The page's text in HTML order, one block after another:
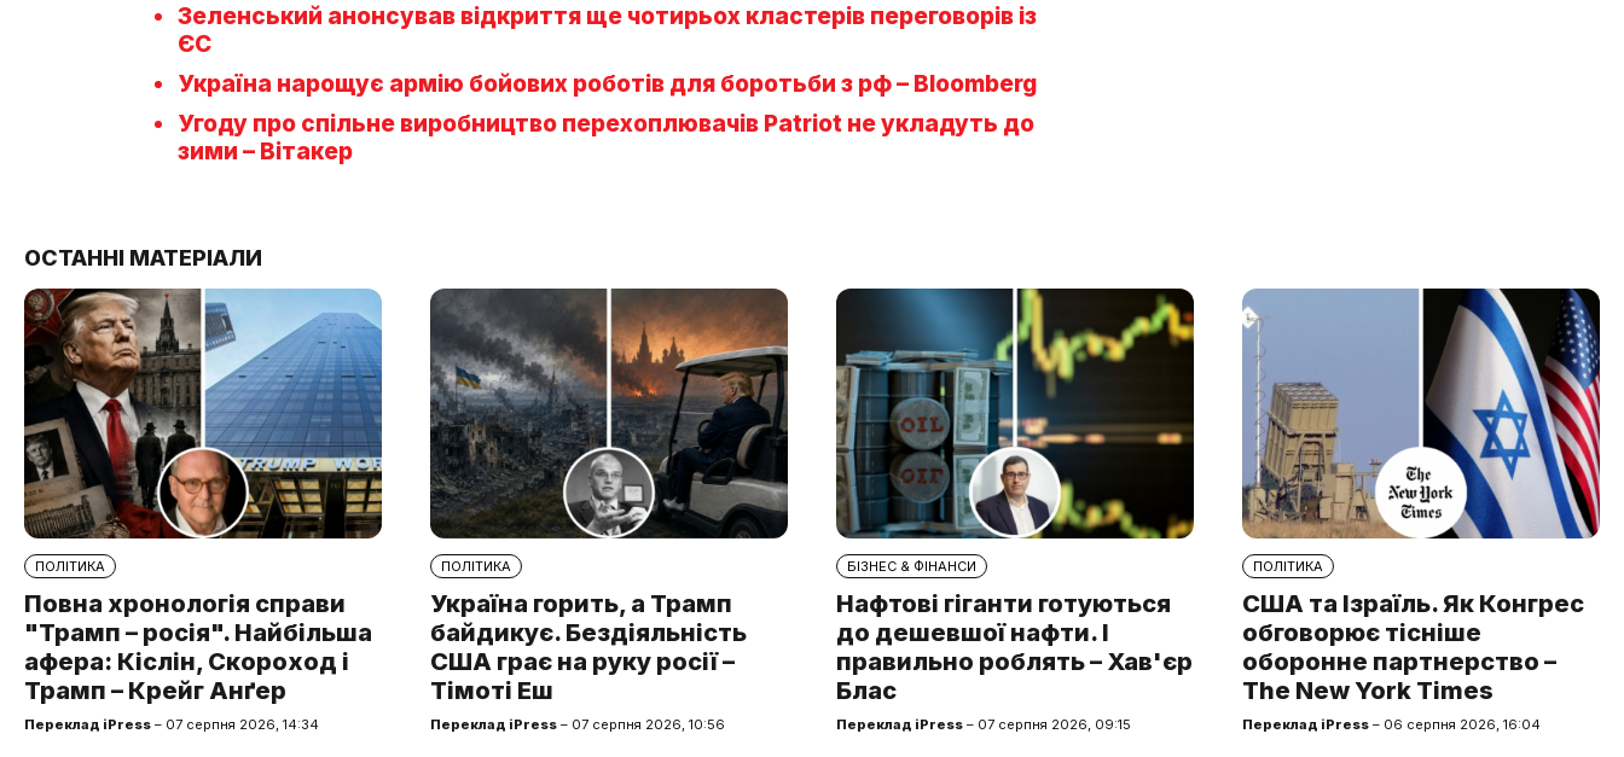
Зеленський анонсував відкриття ще чотирьох кластерів переговорів із
ЄС
Україна нарощує армію бойових роботів для боротьби з рф – Bloomberg
Угоду про спільне виробництво перехоплювачів Patriot не укладуть до
зими – Вітакер
ОСТАННІ МАТЕРІАЛИ
ПОЛІТИКА
Повна хронологія справи
"Трамп – росія". Найбільша
афера: Кіслін, Скороход і
Трамп – Крейг Анґер
Переклад iPress – 07 серпня 2026, 14:34
ПОЛІТИКА
Україна горить, а Трамп
байдикує. Бездіяльність
США грає на руку росії –
Тімоті Еш
Переклад iPress – 07 серпня 2026, 10:56
БІЗНЕС & ФІНАНСИ
Нафтові гіганти готуються
до дешевшої нафти. І
правильно роблять – Хав'єр
Блас
Переклад iPress – 07 серпня 2026, 09:15
ПОЛІТИКА
США та Ізраїль. Як Конгрес
обговорює тісніше
оборонне партнерство –
The New York Times
Переклад iPress – 06 серпня 2026, 16:04